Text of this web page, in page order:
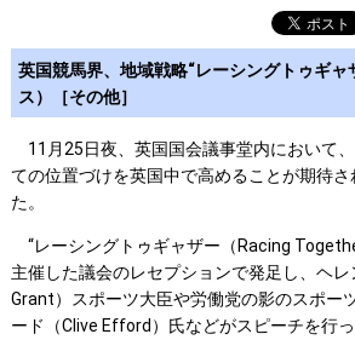
英国競馬界、地域戦略“レーシングトゥギャ
ス）［その他］
11月25日夜、英国国会議事堂内において
ての位置づけを英国中で高めることが期待
た。
“レーシングトゥギャザー（Racing
主催した議会のレセプションで発足し、ヘ
Grant）スポーツ大臣や労働党の影のスポー
ード（Clive Efford）氏などがスピーチを行っ